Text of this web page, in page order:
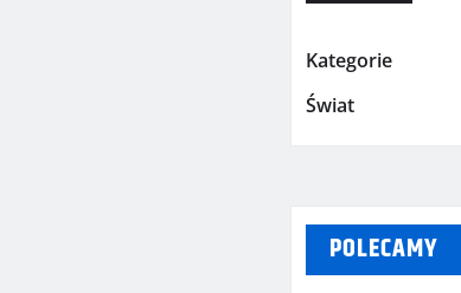
Kategorie
Świat
POLECAMY